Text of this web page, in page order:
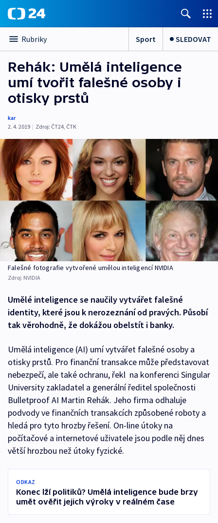
Rubriky Sport SLEDOVAT
Rehák: Umělá inteligence
umí tvořit falešné osoby i
otisky prstů
kar
2. 4. 2019 | Zdroj: ČT24, ČTK
Falešné fotografie vytvořené umělou inteligencí NVIDIA
Zdroj: NVIDIA
Umělé inteligence se naučily vytvářet falešné
identity, které jsou k nerozeznání od pravých. Působí
tak věrohodně, že dokážou obelstít i banky.
Umělá inteligence (AI) umí vytvářet falešné osoby a
otisky prstů. Pro finanční transakce může představovat
nebezpečí, ale také ochranu, řekl na konferenci Singular
University zakladatel a generální ředitel společnosti
Bulletproof AI Martin Rehák. Jeho firma odhaluje
podvody ve finančních transakcích způsobené roboty a
hledá pro tyto hrozby řešení. On-line útoky na
počítačové a internetové uživatele jsou podle něj dnes
větší hrozbou než útoky fyzické.
ODKAZ
Konec lží politiků? Umělá inteligence bude brzy
umět ověřit jejich výroky v reálném čase